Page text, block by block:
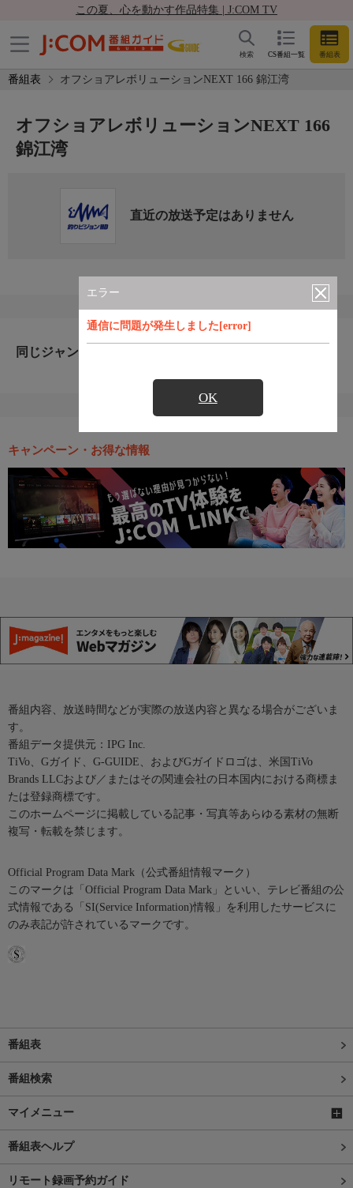
この夏、心を動かす作品特集 | J:COM TV
CS番組一覧 番組表
検索
番組表 オフショアレボリューションNEXT 166 錦江湾
エラー
通信に問題が発生しました[error]
OK
オフショアレボリューションNEXT 166
錦江湾
直近の放送予定はありません
同じジャンルのおすすめ番組
キャンペーン・お得な情報
番組内容、放送時間などが実際の放送内容と異なる場合がございま
す。
番組データ提供元：IPG Inc.
TiVo、Gガイド、G-GUIDE、およびGガイドロゴは、米国TiVo
Brands LLCおよび／またはその関連会社の日本国内における商標ま
たは登録商標です。
このホームページに掲載している記事・写真等あらゆる素材の無断
複写・転載を禁じます。
Official Program Data Mark（公式番組情報マーク）
このマークは「Official Program Data Mark」といい、テレビ番組の公
式情報である「SI(Service Information)情報」を利用したサービスに
のみ表記が許されているマークです。
番組表
番組検索
マイメニュー
番組表ヘルプ
リモート録画予約ガイド